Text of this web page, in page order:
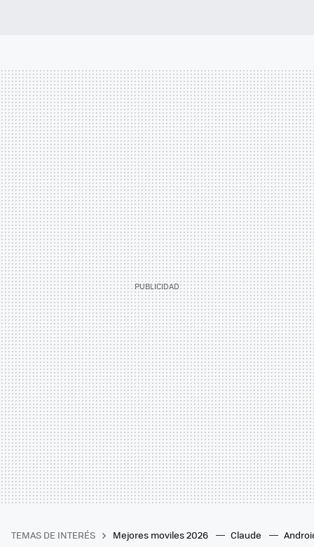
TEMAS DE INTERÉS Mejores moviles 2026 Claude